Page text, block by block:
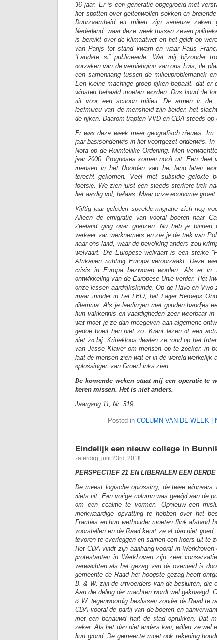
36 jaar. Er is een generatie opgegroeid met
het spotten over geitenwollen sokken en
Duurzaamheid en milieu zijn serieuze zaken
Nederland, waar deze week tussen zeven
is bereikt over de klimaatwet en het geldt op
van Parijs tot stand kwam en waar Paus
“Laudate si” publiceerde. Wat mij bijzonder
oorzaken van de vernietiging van ons huis, de
een samenhang tussen de milieuproblematiek
Een kleine machtige groep rijken bepaalt, dat er
winsten behaald moeten worden. Dus houd de
uit voor een schoon milieu. De armen in de
leefmilieu van de mensheid zijn beiden het
de rijken. Daarom trapten VVD en CDA steeds op
Er was deze week meer geografisch nieuws. Im
jaar basisonderwijs in het voortgezet onderwijs. In
Nota op de Ruimtelijke Ordening. Men
jaar 2000. Prognoses komen nooit uit. Een deel
mensen in het Noorden van het land laten
terecht gekomen. Veel met subsidie gelokte
foetsie. We zien juist een steeds sterkere trek
het aardig vol, helaas. Maar onze economie groeit.
Vijftig jaar geleden speelde migratie zich nog
Alleen de emigratie van vooral boeren naar
Zeeland ging over grenzen. Nu heb je binnen
verkeer van werknemers en zie je de trek van
naar ons land, waar de bevolking anders zou
welvaart. Die Europese welvaart is een sterke
Afrikanen richting Europa veroorzaakt. Deze
crisis in Europa bezworen worden. Als er in
ontwikkeling van de Europese Unie verder. Het
onze lessen aardrijkskunde. Op de Havo en Vwo
maar minder in het LBO, het Lager Beroeps
dilemma. Als je leerlingen met gouden handjes
hun vakkennis en vaardigheden zeer weerbaar
wat moet je ze dan meegeven aan algemene
gedoe boeit hen niet zo. Krant lezen of een
niet zo bij. Kritiekloos dwalen ze rond op het
van Jesse Klaver om mensen op te zoeken in
laat de mensen zien wat er in de wereld werkelijk
oplossingen van GroenLinks zien.
De komende weken staat mij een operatie te
keren missen. Het is niet anders.
Jaargang 11, Nr. 519.
Posted in COLUMN VAN DE WEEK
Eindelijk een nieuw college in
zaterdag, juni 23rd, 2018
PERSPECTIEF 21 EN LIBERALEN EEN
De meest logische oplossing, de twee winnaars
niets uit. Een vorige column was gewijd aan de
om een coalitie te vormen. Opnieuw een
merkwaardige opvatting te hebben over het
Fracties en hun wethouder moeten flink afstand
voorstellen en de Raad keurt ze al dan niet
tevoren te overleggen en samen een koers uit te
Het CDA vindt zijn aanhang vooral in Werkhoven
protestanten in Werkhoven zijn zeer
verwachten als het gezag van de overheid is
gemeente de Raad het hoogste gezag heeft
B. & W. zijn de uitvoerders van de besluiten, die
Aan die deling der machten wordt wel geknaagd.
& W. tegenwoordig beslissen zonder de Raad te
CDA vooral de partij van de boeren en
met een benauwd hart de stad oprukken. Dat
zeker. Als het dan niet anders kan, willen ze wel
hun grond. De gemeente moet ook rekening